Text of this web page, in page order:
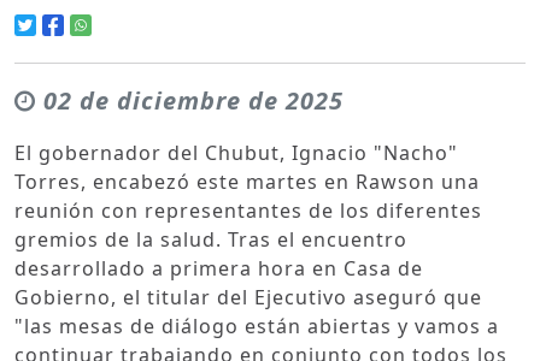
02 de diciembre de 2025
El gobernador del Chubut, Ignacio "Nacho"
Torres, encabezó este martes en Rawson una
reunión con representantes de los diferentes
gremios de la salud. Tras el encuentro
desarrollado a primera hora en Casa de
Gobierno, el titular del Ejecutivo aseguró que
"las mesas de diálogo están abiertas y vamos a
continuar trabajando en conjunto con todos los